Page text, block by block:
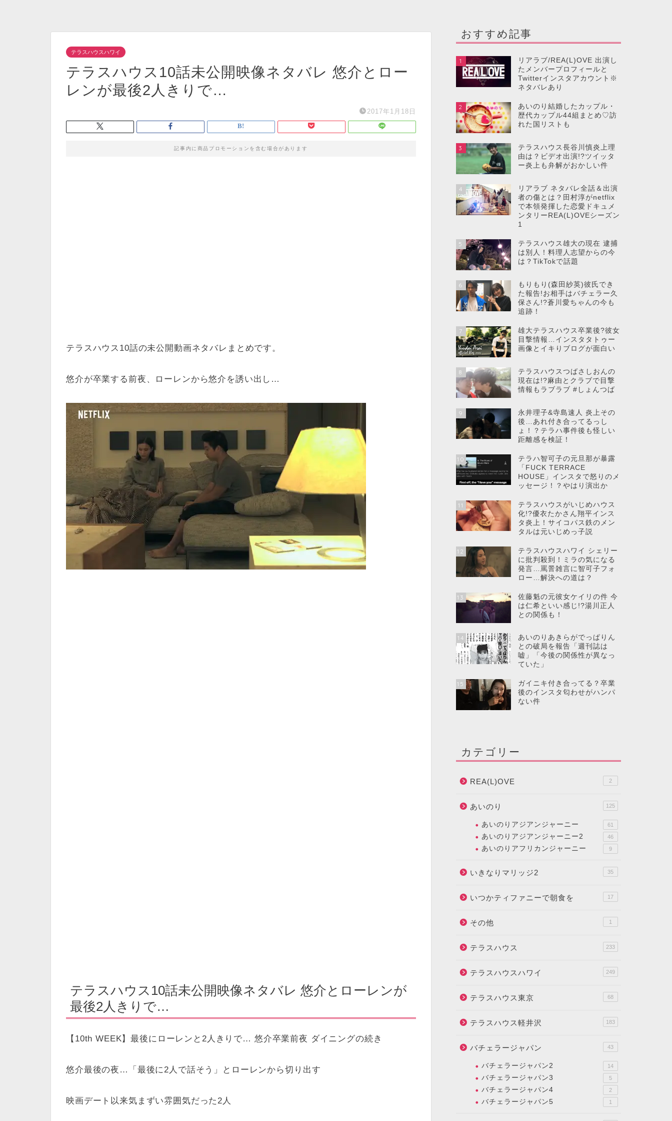
テラスハウスハワイ
テラスハウス10話未公開映像ネタバレ 悠介とロー
レンが最後2人きりで…
2017年1月18日
記事内に商品プロモーションを含む場合があります
テラスハウス10話の未公開動画ネタバレまとめです。
悠介が卒業する前夜、ローレンから悠介を誘い出し…
テラスハウス10話未公開映像ネタバレ 悠介とローレンが
最後2人きりで…
【10th WEEK】最後にローレンと2人きりで… 悠介卒業前夜 ダイニングの続き
悠介最後の夜…「最後に2人で話そう」とローレンから切り出す
映画デート以来気まずい雰囲気だった2人
おすすめ記事
1
リアラブ/REA(L)OVE 出演し
たメンバープロフィールと
Twitterインスタアカウント※
ネタバレあり
2
あいのり結婚したカップル・
歴代カップル44組まとめ♡訪
れた国リストも
3
テラスハウス長谷川慎炎上理
由は？ビデオ出演!?ツイッタ
ー炎上も弁解がおかしい件
4
リアラブ ネタバレ全話＆出演
者の傷とは？田村淳がnetflix
で本領発揮した恋愛ドキュメ
ンタリーREA(L)OVEシーズン
1
5
テラスハウス雄大の現在 逮捕
は別人！料理人志望からの今
は？TikTokで話題
6
もりもり(森田紗英)彼氏でき
た報告!お相手はバチェラー久
保さん!?蒼川愛ちゃんの今も
追跡！
7
雄大テラスハウス卒業後?彼女
目撃情報…インスタタトゥー
画像とイキりブログが面白い
8
テラスハウスつばさしおんの
現在は!?麻由とクラブで目撃
情報もラブラブ #しょんつば
9
永井理子&寺島速人 炎上その
後…あれ付き合ってるっし
ょ！？テラハ事件後も怪しい
距離感を検証！
10
テラハ智可子の元旦那が暴露
「FUCK TERRACE
HOUSE」インスタで怒りのメ
ッセージ！？やはり演出か
11
テラスハウスがいじめハウス
化!?優衣たかさん翔平インス
タ炎上！サイコパス鉄のメン
タルは元いじめっ子説
12
テラスハウスハワイ シェリー
に批判殺到！ミラの気になる
発言…罵詈雑言に智可子フォ
ロー…解決への道は？
13
佐藤魁の元彼女ケイリの件 今
は仁希といい感じ!?湯川正人
との関係も！
14
あいのりあきらがでっぱりん
との破局を報告「週刊誌は
嘘」「今後の関係性が異なっ
ていた」
15
ガイニキ付き合ってる？卒業
後のインスタ匂わせがハンパ
ない件
カテゴリー
REA(L)OVE 2
あいのり 125
あいのりアジアンジャーニー 61
あいのりアジアンジャーニー2 46
あいのりアフリカンジャーニー 9
いきなりマリッジ2 35
いつかティファニーで朝食を 17
その他 1
テラスハウス 233
テラスハウスハワイ 249
テラスハウス東京 68
テラスハウス軽井沢 183
バチェラージャパン 43
バチェラージャパン2 14
バチェラージャパン3 5
バチェラージャパン4 2
バチェラージャパン5 1